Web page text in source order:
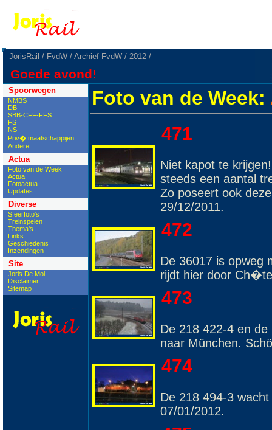
JorisRail / FvdW / Archief FvdW / 2012 /
Goede avond!
Spoorwegen
NMBS
DB
SBB-CFF-FFS
FS
NS
Priv� maatschappijen
Andere
Actua
Foto van de Week
Actua
Fotoactua
Updates
Diverse
Sfeerfoto's
Treinspelen
Thema's
Links
Geschiedenis
Inzendingen
Site
Joris De Mol
Disclaimer
Sitemap
Foto van de Week:
471
Niet kapot te
steeds een aantal
Zo poseert ook
29/12/2011.
472
De 36017 is opweg
rijdt hier door
473
De 218 422-4 en
naar München.
474
De 218 494-3
07/01/2012.